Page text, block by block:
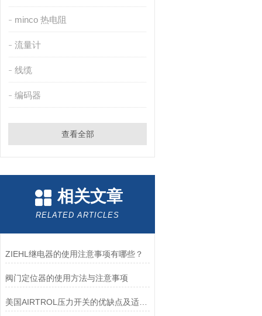
minco 热电阻
流量计
线缆
编码器
查看全部
相关文章
RELATED ARTICLES
ZIEHL继电器的使用注意事项有哪些？
阀门定位器的使用方法与注意事项
美国AIRTROL压力开关的优缺点及适用范围讲解